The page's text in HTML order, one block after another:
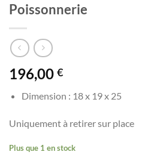
Poissonnerie
196,00 €
Dimension : 18 x 19 x 25
Uniquement à retirer sur place
Plus que 1 en stock